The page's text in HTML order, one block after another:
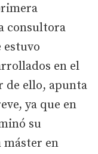
consultora
en el
de ello, apunta
ya que en
su
en